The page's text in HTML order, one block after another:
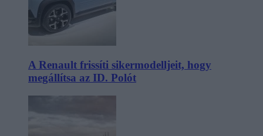
A Renault frissíti sikermodelljeit, hogy
megállítsa az ID. Polót